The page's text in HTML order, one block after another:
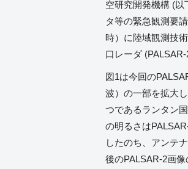
空研究開発機構 (
タ等の緊急観測要
時）に陸域観測技
口レーダ
図1は今回の
波）の一部を拡大
つであるランタン
の明るさは
したのち、アンテ
後のPALSAR-2画